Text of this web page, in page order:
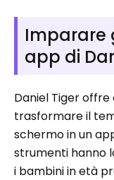
Imparare
app di
Daniel Tiger
trasformare il
schermo in un
strumenti hanno
i bambini in età